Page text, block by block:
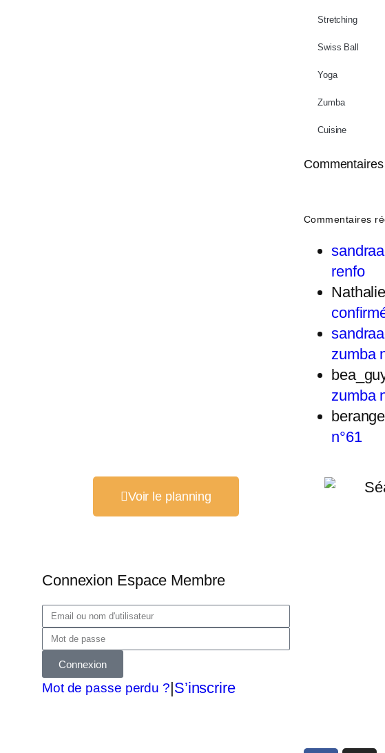
Stretching
Swiss Ball
Yoga
Zumba
Cuisine
Commentaires
renfo
zumba
zumba
n°61
Voir le planning
Connexion Espace Membre
Connexion
Mot de passe perdu ?|S’inscrire